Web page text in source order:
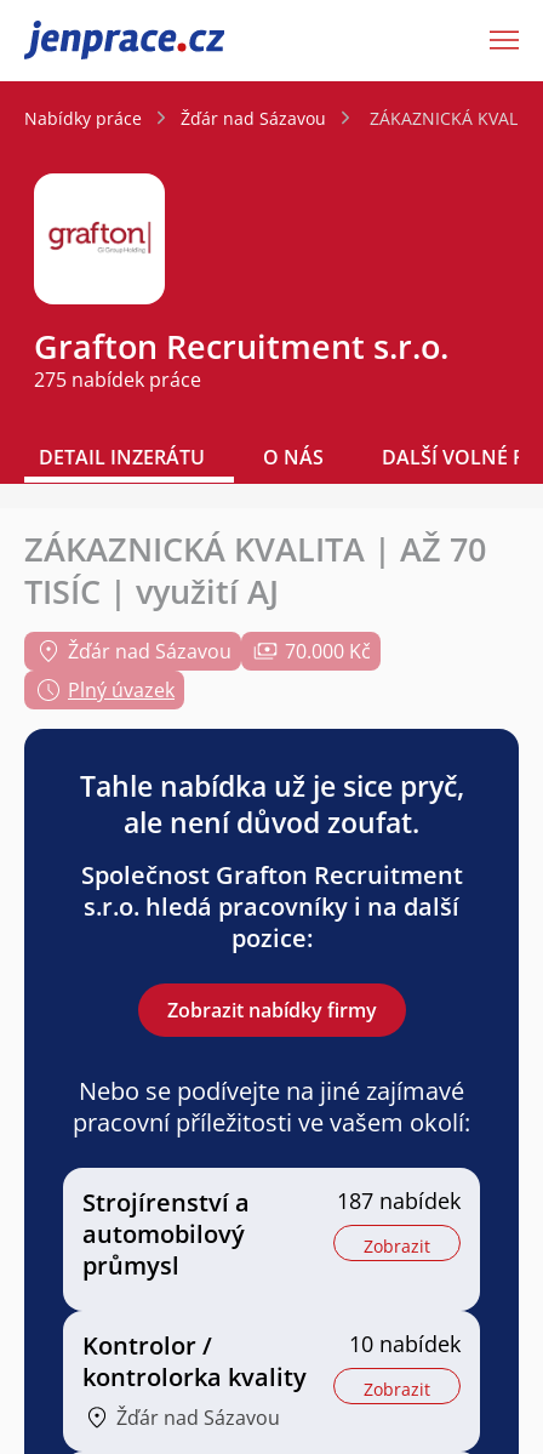
JenPráce.cz
Nabídky práce Žďár nad Sázavou ZÁKAZNICKÁ
Grafton Recruitment s.r.o.
275 nabídek práce
DETAIL INZERÁTU O NÁS DALŠÍ VOLNÉ
ZÁKAZNICKÁ KVALITA | AŽ 70
TISÍC | využití AJ
Žďár nad Sázavou
70.000 Kč
Plný úvazek
Tahle nabídka už je sice pryč,
ale není důvod zoufat.
Společnost Grafton Recruitment
s.r.o. hledá pracovníky i na další
pozice:
Zobrazit nabídky firmy
Nebo se podívejte na jiné zajímavé
pracovní příležitosti ve vašem okolí:
Strojírenství a
automobilový
průmysl
187 nabídek
Zobrazit
Kontrolor /
kontrolorka kvality
Žďár nad Sázavou
10 nabídek
Zobrazit